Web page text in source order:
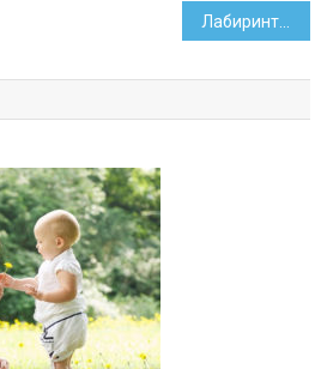
Лабиринт, коктейли, белки. В Минске прошел «Зеленый марафон»